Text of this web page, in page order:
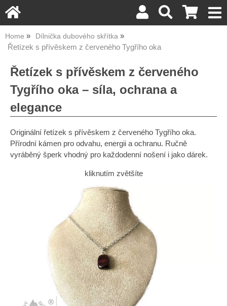
Home Dílnička dubového skřítka
Řetízek s přívěskem z červeného Tygřího oka
Řetízek s přívěskem z červeného
Tygřího oka – síla, ochrana a
elegance
Originální řetízek s přívěskem z červeného Tygřího oka.
Přírodní kámen pro odvahu, energii a ochranu. Ručně
vyráběný šperk vhodný pro každodenní nošení i jako dárek.
kliknutím zvětšíte